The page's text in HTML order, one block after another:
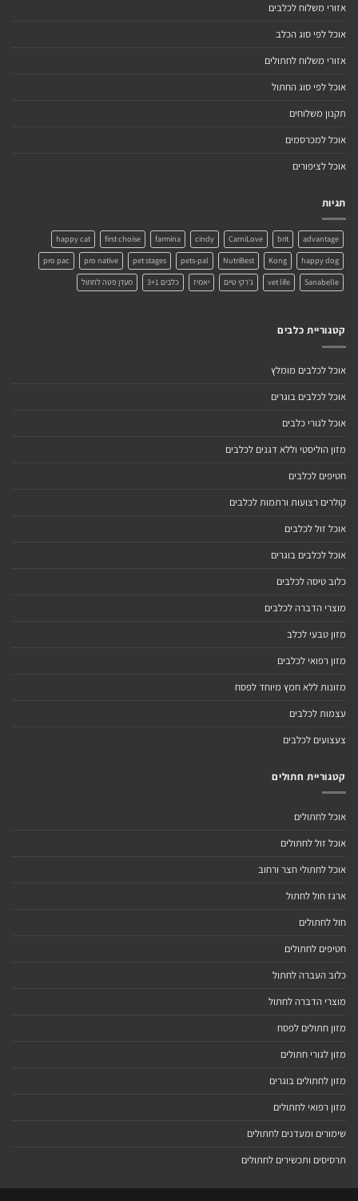
אזורי משלוח לכלבים
אוכל לפי סוג הכלב
אזורי משלוח לחתולים
אוכל לפי סוג החתול
תקנון משלוחים
אוכל למכרסמים
אוכל לציפורים
תגיות
advantage
brit
CarniLove
cindy
farmina
first choise
happy cat
happy dog
Kong
NutriBest
pets-pal
pet stages
pro native
pro pac
Sanabelle
vet life ג'רקי טיים יאמיז כלבים 3+1 מעדן פטה לחתול
קטגוריית כלבים
אוכל לכלבים מומלץ
אוכל לכלבים בוגרים
אוכל לגורי כלבים
מזון הוליסטי וללא דגנים לכלבים
חטיפים לכלבים
קולרים רצועות ורתמות לכלבים
אוכל זול לכלבים
אוכל לכלבים בוגרים
כלוב טיסה לכלבים
מוצרי הדברה לכלבים
מזון טבעי לכלב
מזון רפואי לכלבים
מזונות ללא חמץ מיוחד לפסח
עצמות לכלבים
צעצועים לכלבים
קטגוריית חתולים
אוכל לחתולים
אוכל זול לחתולים
אוכל לחתולי חצר ורחוב
ארגז חול לחתול
חול לחתולים
חטיפים לחתולים
כלוב העברה לחתול
מוצרי הדברה לחתול
מזון חתולים לפסח
מזון לגורי חתולים
מזון לחתולים בוגרים
מזון רפואי לחתולים
שימורים ומעדנים לחתולים
תרסיסים ותכשירים לחתולים